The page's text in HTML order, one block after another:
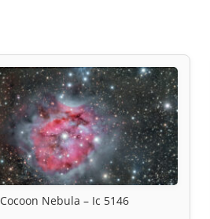
Cocoon Nebula – Ic 5146